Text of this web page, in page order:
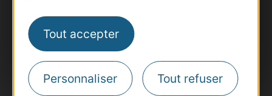
Tout accepter
Personnaliser Tout refuser
Destination Sport
Inscrivez-vous à la lettre d'information
Destination Occitanie pour recevoir des
suggestions de séjours, de visites et de sorties.
Je m'abonne